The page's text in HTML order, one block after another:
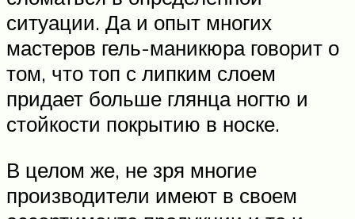
ситуации. Да и опыт многих
мастеров гель-маникюра говорит о
том, что топ с липким слоем
придает больше глянца ногтю и
стойкости покрытию в носке.
В целом же, не зря многие
производители имеют в своем